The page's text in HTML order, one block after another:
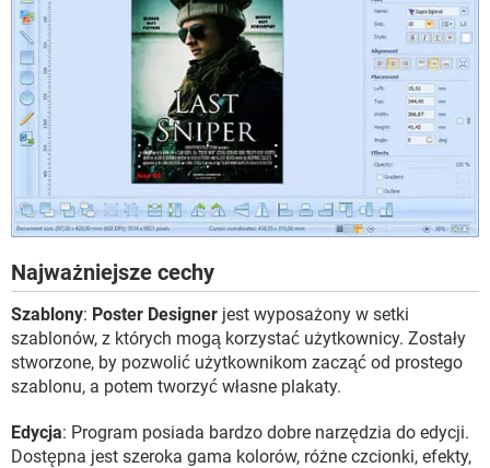
Najważniejsze cechy
Szablony: Poster Designer jest wyposażony w setki
szablonów, z których mogą korzystać użytkownicy. Zostały
stworzone, by pozwolić użytkownikom zacząć od prostego
szablonu, a potem tworzyć własne plakaty.
Edycja: Program posiada bardzo dobre narzędzia do edycji.
Dostępna jest szeroka gama kolorów, różne czcionki, efekty,